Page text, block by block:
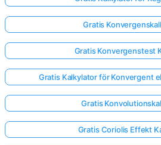
Gratis
Gratis Konvergenstest
Gratis Kalkylator för Konvergent
Gratis
Gratis Coriolis Effekt